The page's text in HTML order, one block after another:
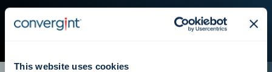
This website uses cookies